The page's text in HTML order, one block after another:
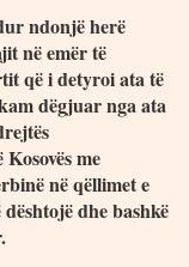
ndonjë herë
në emër të
që i detyroi ata të
dëgjuar nga ata
me
në qëllimet e
dhe bashkë